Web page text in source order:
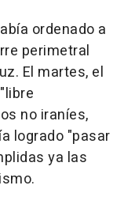
ordenado a
perimetral
El martes, el
no iraníes,
logrado "pasar
ya las